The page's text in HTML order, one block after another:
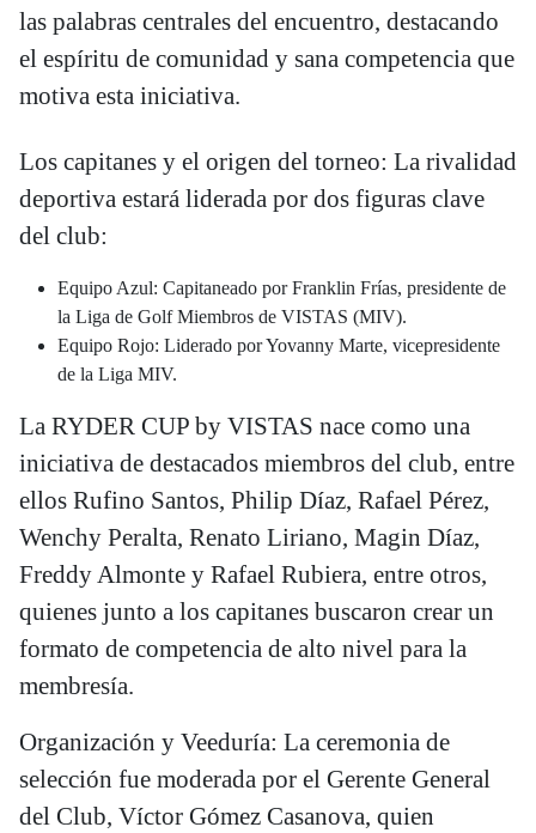
las palabras centrales del encuentro, destacando
el espíritu de comunidad y sana competencia que
motiva esta iniciativa.
Los capitanes y el origen del torneo: La rivalidad
deportiva estará liderada por dos figuras clave
del club:
Equipo Azul: Capitaneado por Franklin Frías, presidente de
la Liga de Golf Miembros de VISTAS (MIV).
Equipo Rojo: Liderado por Yovanny Marte, vicepresidente
de la Liga MIV.
La RYDER CUP by VISTAS nace como una
iniciativa de destacados miembros del club, entre
ellos Rufino Santos, Philip Díaz, Rafael Pérez,
Wenchy Peralta, Renato Liriano, Magin Díaz,
Freddy Almonte y Rafael Rubiera, entre otros,
quienes junto a los capitanes buscaron crear un
formato de competencia de alto nivel para la
membresía.
Organización y Veeduría: La ceremonia de
selección fue moderada por el Gerente General
del Club, Víctor Gómez Casanova, quien